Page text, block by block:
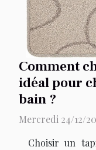
Comment
idéal pour
bain ?
Mercredi 24/12/
Choisir un